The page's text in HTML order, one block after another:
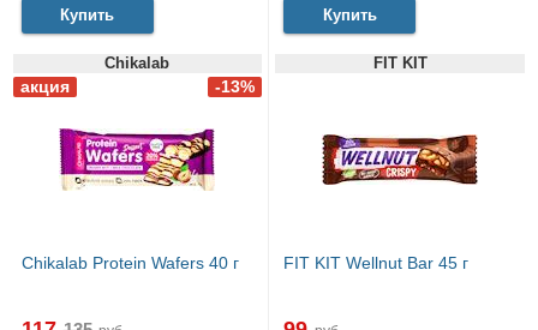
Купить Купить
Chikalab
Chikalab Protein Wafers 40 г
FIT KIT
FIT KIT Wellnut Bar 45 г